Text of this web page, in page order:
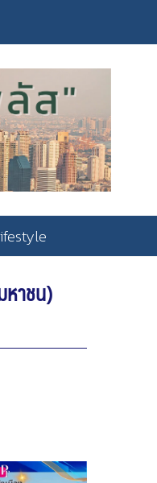
หาชน)